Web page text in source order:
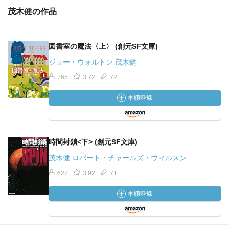
茂木健の作品
図書室の魔法〈上〉 (創元SF文庫)
ジョー・ウォルトン 茂木健
765 3.72 72
時間封鎖<下> (創元SF文庫)
茂木健 ロバート・チャールズ・ウィルスン
627 3.92 71